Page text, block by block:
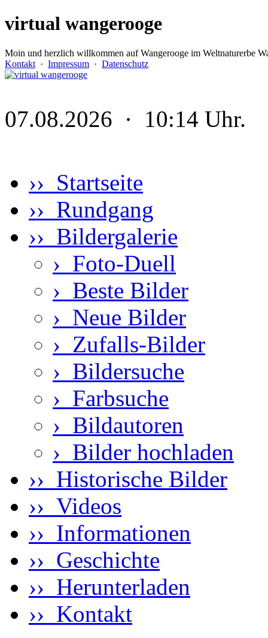
virtual wangerooge
Moin und herzlich willkommen auf Wangerooge im Weltnaturerbe
Kontakt · Impressum · Datenschutz
07.08.2026 · 10:14 Uhr.
›› Startseite
›› Rundgang
›› Bildergalerie
› Foto-Duell
› Beste Bilder
› Neue Bilder
› Zufalls-Bilder
› Bildersuche
› Farbsuche
› Bildautoren
› Bilder hochladen
›› Historische Bilder
›› Videos
›› Informationen
›› Geschichte
›› Herunterladen
›› Kontakt